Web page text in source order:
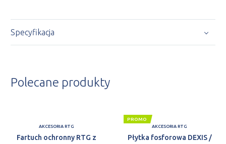
Specyfikacja
Polecane produkty
AKCESORIA RTG
Fartuch ochronny RTG z
PROMO
AKCESORIA RTG
Płytka fosforowa DEXIS /